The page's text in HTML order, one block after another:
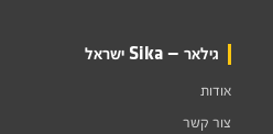
גילאר — Sika ישראל
אודות
צור קשר